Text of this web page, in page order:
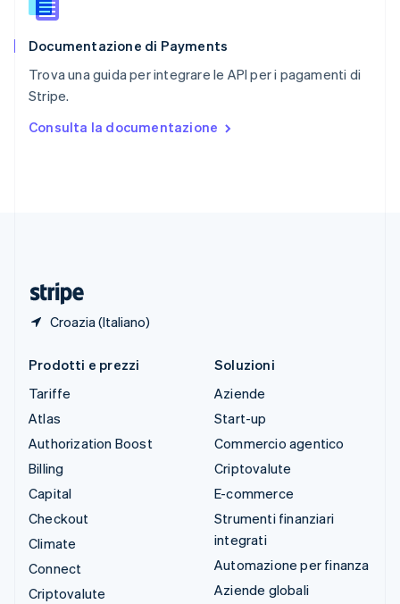
Documentazione di Payments
Trova una guida per integrare le API per i pagamenti di
Stripe.
Consulta la documentazione
Croazia (Italiano)
Slovacchia
Slovenia
Spagna
Español
English Español简体中文
Prodotti e prezzi
Tariffe
Atlas
Authorization Boost
Billing
Capital
Checkout
Climate
Connect
Criptovalute
Soluzioni
Aziende
Start-up
Commercio agentico
Criptovalute
E-commerce
Strumenti finanziari
integrati
Automazione per finanza
Aziende globali